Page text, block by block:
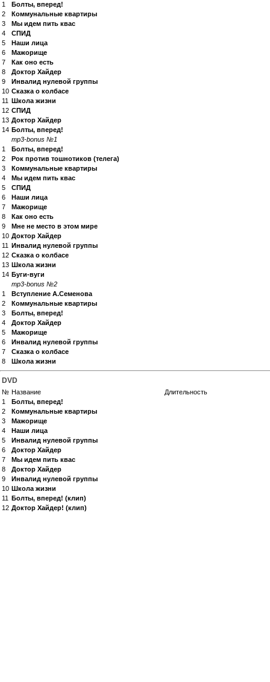
1
Болты, вперед!
2
Коммунальные квартиры
3
Мы идем пить квас
4
СПИД
5
Наши лица
6
Мажорище
7
Как оно есть
8
Доктор Хайдер
9
Инвалид нулевой группы
10 Сказка о колбасе
11 Школа жизни
12 СПИД
13 Доктор Хайдер
14 Болты, вперед!
mp3-bonus №1
1
Болты, вперед!
2
Рок против тошнотиков (телега)
3
Коммунальные квартиры
4
Мы идем пить квас
5
СПИД
6
Наши лица
7
Мажорище
8
Как оно есть
9
Мне не место в этом мире
10 Доктор Хайдер
11 Инвалид нулевой группы
12 Сказка о колбасе
13 Школа жизни
14 Буги-вуги
mp3-bonus №2
1
Вступление А.Семенова
2
Коммунальные квартиры
3
Болты, вперед!
4
Доктор Хайдер
5
Мажорище
6
Инвалид нулевой группы
7
Сказка о колбасе
8
Школа жизни
DVD
№ Название
Длительность
1
Болты, вперед!
2
Коммунальные квартиры
3
Мажорище
4
Наши лица
5
Инвалид нулевой группы
6
Доктор Хайдер
7
Мы идем пить квас
8
Доктор Хайдер
9
Инвалид нулевой группы
10 Школа жизни
11 Болты, вперед! (клип)
12 Доктор Хайдер! (клип)